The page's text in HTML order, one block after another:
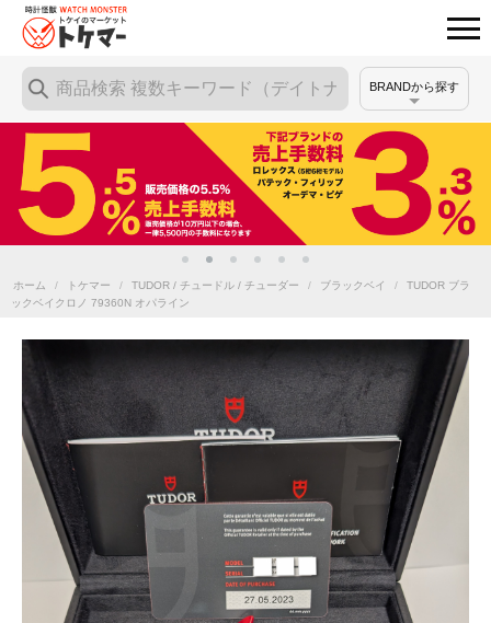
BRANDから探す
ホーム / トケマー / TUDOR / チュードル / チューダー / ブラックベイ /
TUDOR ブラ
ックベイクロノ 79360N オパライン